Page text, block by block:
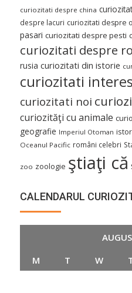
curiozitati despre china
despre lacuri curiozitati despre
pasari curiozitati despre pesti
curiozitati despre
rusia curiozitati din istorie
curiozitati
curiozitati noi
curiozităţi cu animale
geografie Imperiul Otoman
Oceanul Pacific români celebri
zoo zoologie ştiaţi că
CALENDARUL
M
T W